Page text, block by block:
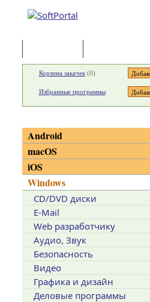
Корзина закачек(0)
Избранные программы
Android
macOS
iOS
Windows
CD/DVD диски
E-Mail
Web разработчику
Аудио, Звук
Безопасность
Видео
Графика и дизайн
Деловые программы